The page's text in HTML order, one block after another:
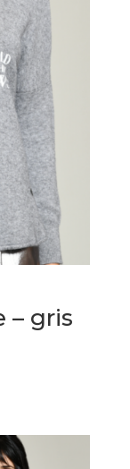
– gris